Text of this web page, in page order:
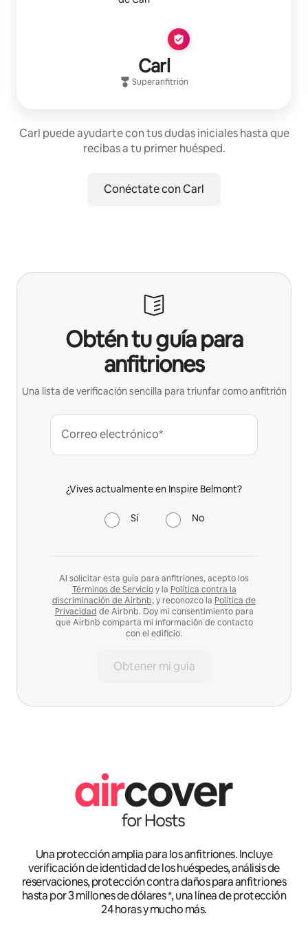
Carl
Superanfitrión
Carl puede ayudarte con tus dudas iniciales hasta que
recibas a tu primer huésped.
Conéctate con Carl
Obtén tu guía para
anfitriones
Una lista de verificación sencilla para triunfar como anfitrión
Correo electrónico*
¿Vives actualmente en Inspire Belmont?
Sí No
Al solicitar esta guía para anfitriones, acepto los
Términos de Servicioy la Política contra la
discriminación de Airbnb,y reconozco la Política de
Privacidad de Airbnb. Doy mi consentimiento para
que Airbnb comparta mi información de contacto
con el edificio.
Obtener mi guía
Una protección amplia para los anfitriones. Incluye
verificación de identidad de los huéspedes, análisis de
reservaciones, protección contra daños para anfitriones
hasta por 3 millones de dólares *, una línea de protección
24 horas y mucho más.